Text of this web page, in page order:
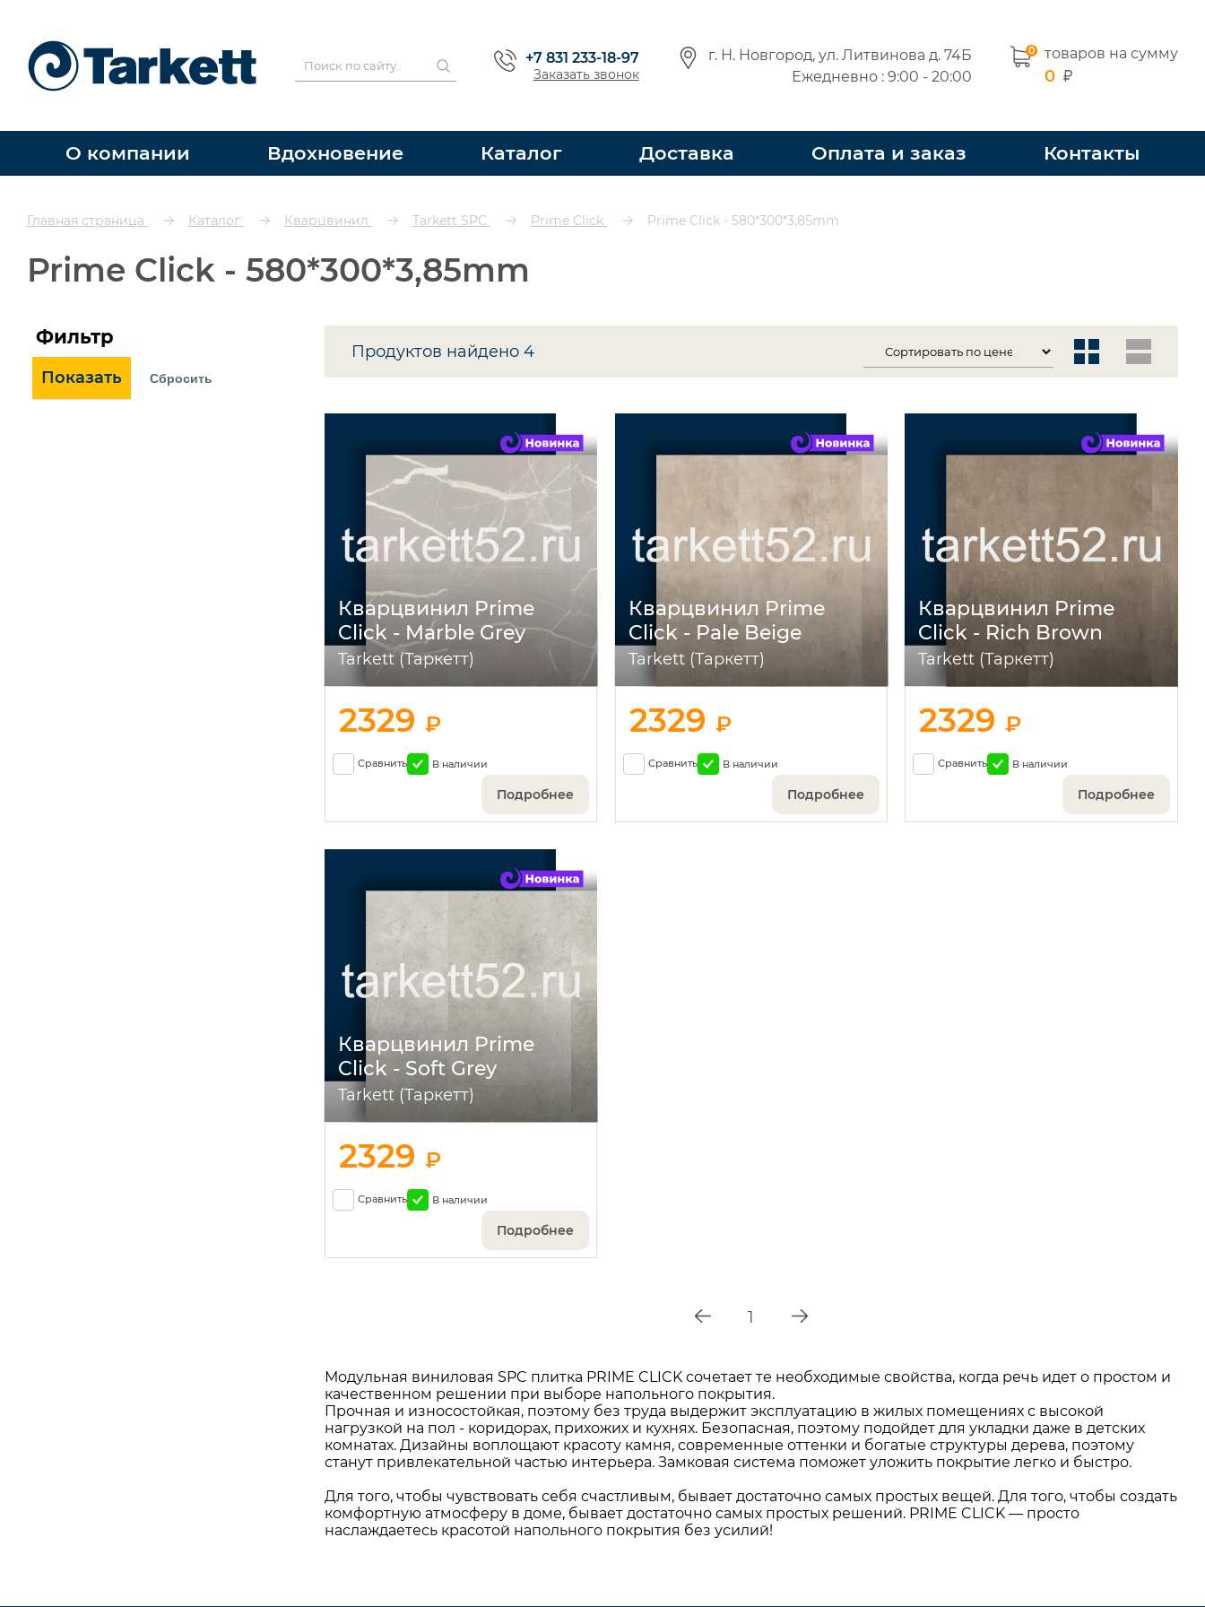
+7 831 233-18-97
Заказать звонок
г. Н. Новгород, ул. Литвинова д. 74Б
Ежедневно : 9:00 - 20:00
0 товаров на сумму
0
О компании Вдохновение Каталог Доставка Оплата и заказ Контакты
Главная страница Каталог Кварцвинил Tarkett SPC Prime Click Prime Click - 580*300*3,85mm
Prime Click - 580*300*3,85mm
Фильтр
Продуктов найдено 4
Кварцвинил Prime
Click - Marble Grey
Tarkett (Таркетт)
2329 ₽
Сравнить В наличии
Подробнее
Кварцвинил Prime
Click - Pale Beige
Tarkett (Таркетт)
2329 ₽
Сравнить В наличии
Подробнее
Кварцвинил Prime
Click - Rich Brown
Tarkett (Таркетт)
2329₽
Сравнить В наличии
Подробнее
Кварцвинил Prime
Click - Soft Grey
Tarkett (Таркетт)
2329 ₽
Сравнить В наличии
Подробнее
1
Модульная виниловая SPC плитка PRIME CLICK сочетает те необходимые свойства, когда речь идет о простом и
качественном решении при выборе напольного покрытия.
Прочная и износостойкая, поэтому без труда выдержит эксплуатацию в жилых помещениях с высокой
нагрузкой на пол - коридорах, прихожих и кухнях. Безопасная, поэтому подойдет для укладки даже в детских
комнатах. Дизайны воплощают красоту камня, современные оттенки и богатые структуры дерева, поэтому
станут привлекательной частью интерьера. Замковая система поможет уложить покрытие легко и быстро.
Для того, чтобы чувствовать себя счастливым, бывает достаточно самых простых вещей. Для того, чтобы создать
комфортную атмосферу в доме, бывает достаточно самых простых решений. PRIME CLICK — просто
наслаждаетесь красотой напольного покрытия без усилий!